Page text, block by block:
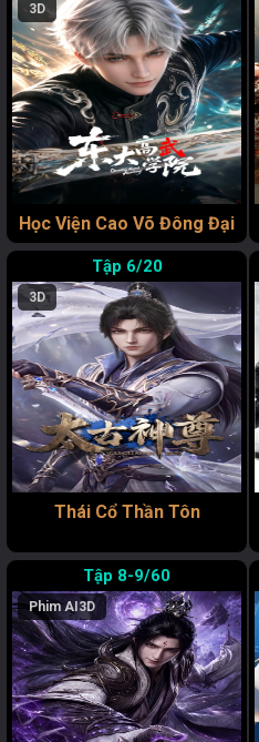
3D
Học Viện Cao Võ Đông Đại
6/20
3D
Thái Cổ Thần Tôn
8-9/60
Phim AI 3D